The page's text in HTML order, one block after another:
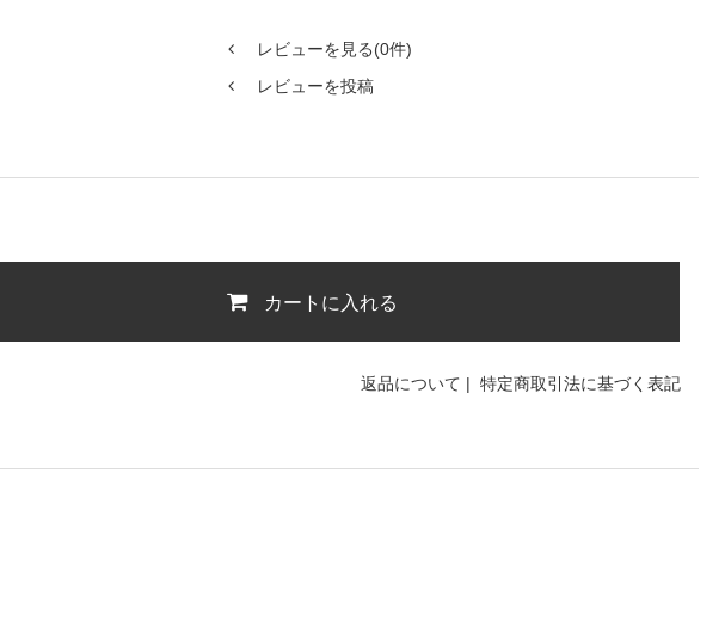
レビューを見る(0件)
レビューを投稿
カートに入れる
返品について | 特定商取引法に基づく表記